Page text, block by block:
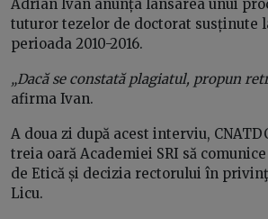
Adrian Ivan anunța lansarea unui
tuturor tezelor de doctorat susținute
perioada 2010-2016.
„Dacă se constată plagiatul, propun
afirma Ivan.
A doua zi după acest interviu,
treia oară Academiei SRI să
de Etică și decizia rectorului în
Licu.